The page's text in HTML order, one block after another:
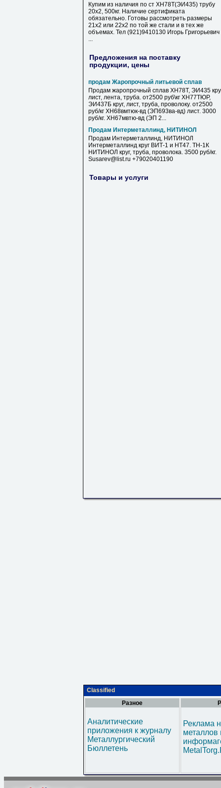
Купим из наличия по ст ХН78Т(ЭИ435) трубу
20х2, 500кг. Наличие сертификата
обязательно. Готовы рассмотреть размеры
21х2 или 22х2 по той же стали и в тех же
объемах. Тел (921)9410130 Игорь Григорьевич
...
Предложения на поставку
продукции, цены
продам Жаропрочный литьевой сплав
Продам жаропрочный сплав ХН78Т, ЭИ435
лист, лента, труба. от2500 руб\кг ХН77ТЮР,
ЭИ437Б круг, лист, труба, проволоку. от2500
руб/кг ХН68вмтюк-вд (ЭП693ва-вд) лист. 3000
руб/кг. ХН67мвтю-вд (ЭП 2...
Продам Интерметаллинд, НИТИНОЛ
Продам Интерметаллинд, НИТИНОЛ
Интерметаллинд круг ВИТ-1 и НТ47. ТН-1К
НИТИНОЛ круг, труба, проволока. 3500 руб/кг.
Susarev@list.ru +79020401190
Товары и услуги
Classified
Разное
Аналитические
приложения к журналу
Металлургический
Бюллетень
Реклама
металлов